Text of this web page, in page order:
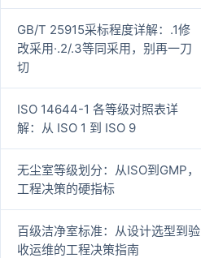
GB/T 25915采标程度详解：.1修
改采用·.2/.3等同采用，别再一刀
切
ISO 14644-1 各等级对照表详
解：从 ISO 1 到 ISO 9
无尘室等级划分：从ISO到GMP，
工程决策的硬指标
百级洁净室标准：从设计选型到验
收运维的工程决策指南